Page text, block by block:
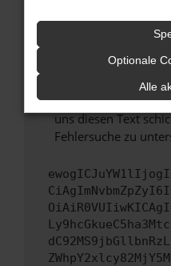
unterstützt werden.
Wenn du alle oben
hast, kontaktiere
versuchen, das
uns diesen Text
Fehlersuche zu
Optionale
Alle